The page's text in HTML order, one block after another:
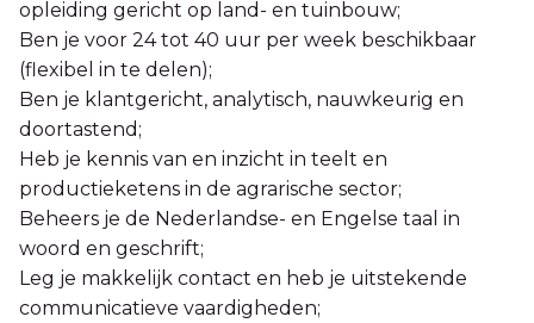
opleiding gericht op land- en tuinbouw;
Ben je voor 24 tot 40 uur per week beschikbaar
(flexibel in te delen);
Ben je klantgericht, analytisch, nauwkeurig en
doortastend;
Heb je kennis van en inzicht in teelt en
productieketens in de agrarische sector;
Beheers je de Nederlandse- en Engelse taal in
woord en geschrift;
Leg je makkelijk contact en heb je uitstekende
communicatieve vaardigheden;